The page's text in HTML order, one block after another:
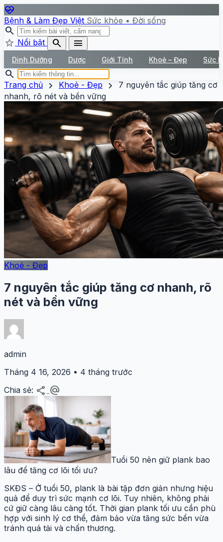
ecg_heart
Bệnh & Làm Đẹp Việt Sức khỏe • Đời sống
search
star Nổi bật search menu
Dinh Dưỡng Dược Giới Tính Khoẻ – Đẹp Sức
search
Trang chủ chevron_right Khoẻ - Đẹp chevron_right
7 nguyên tắc giúp tăng cơ
nhanh, rõ nét và bền vững
Khoẻ - Đẹp
7 nguyên tắc giúp tăng cơ nhanh, rõ
nét và bền vững
admin
Tháng 4 16, 2026 • 4 tháng trước
Chia sẻ: share alternate_email
Tuổi 50 nên giữ plank bao
lâu để tăng cơ lõi tối ưu?
SKĐS – Ở tuổi 50, plank là bài tập đơn giản nhưng hiệu
quả để duy trì sức mạnh cơ lõi. Tuy nhiên, không phải
cứ giữ càng lâu càng tốt. Thời gian plank tối ưu cần phù
hợp với sinh lý cơ thể, đảm bảo vừa tăng sức bền vừa
tránh quá tải và chấn thương.